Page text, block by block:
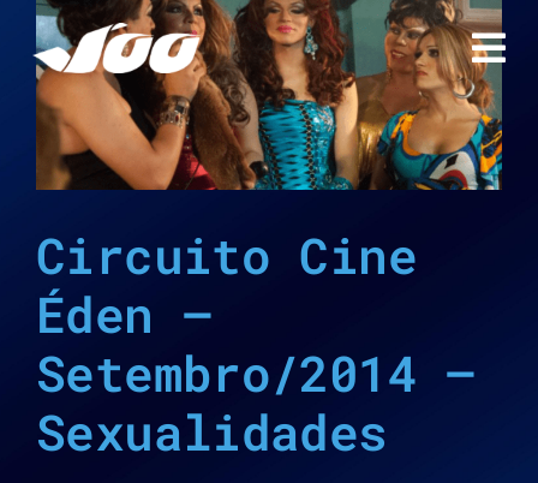
para
conteúdo
Circuito Cine
Éden –
Setembro/2014 –
Sexualidades